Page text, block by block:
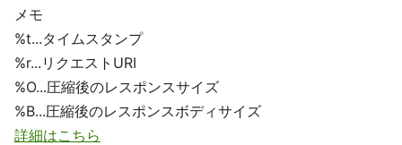
メモ
%t...タイムスタンプ
%r...リクエストURI
%O...圧縮後のレスポンスサイズ
%B...圧縮後のレスポンスボディサイズ
詳細はこちら